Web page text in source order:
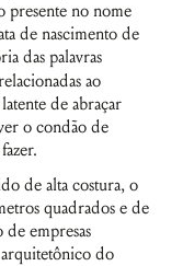
presente no nome
de nascimento de
das palavras
ao
de abraçar
o condão de
de alta costura, o
quadrados e de
empresas
arquitetônico do